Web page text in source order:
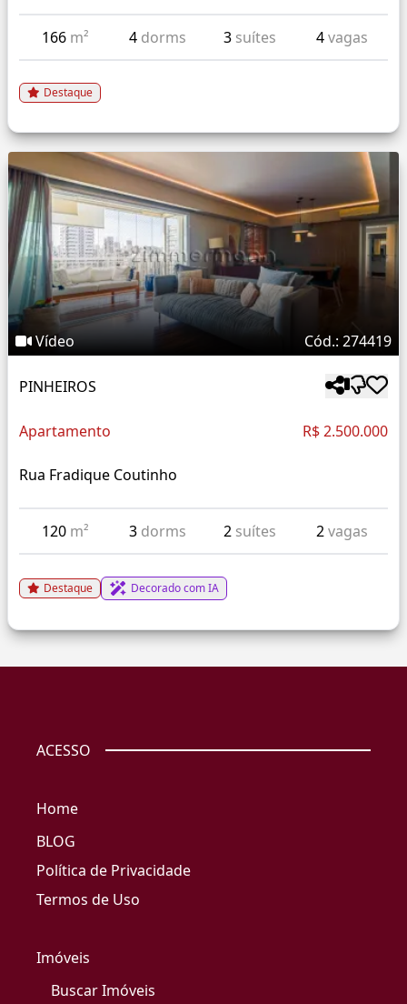
166 m² 4 dorms 3 suítes 4vagas
Destaque
Vídeo Cód.: 274419
PINHEIROS
Apartamento R$ 2.500.000
Rua Fradique Coutinho
120 m² 3 dorms 2 suítes 2vagas
Destaque Decorado com IA
ACESSO
Home
BLOG
Política de Privacidade
Termos de Uso
Imóveis
Buscar Imóveis